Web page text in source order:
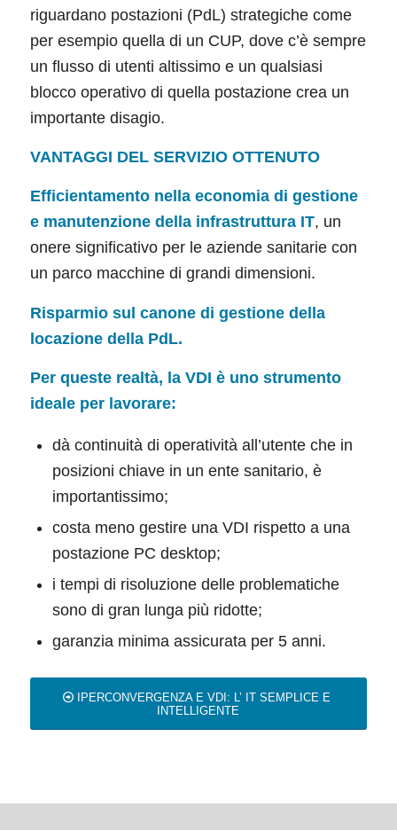
riguardano postazioni (PdL) strategiche come
per esempio quella di un CUP, dove c’è sempre
un flusso di utenti altissimo e un qualsiasi
blocco operativo di quella postazione crea un
importante disagio.
VANTAGGI DEL SERVIZIO OTTENUTO
Efficientamento nella economia di gestione
e manutenzione della infrastruttura IT, un
onere significativo per le aziende sanitarie con
un parco macchine di grandi dimensioni.
Risparmio sul canone di gestione della
locazione della PdL.
Per queste realtà, la VDI è uno strumento
ideale per lavorare:
dà continuità di operatività all’utente che in
posizioni chiave in un ente sanitario, è
importantissimo;
costa meno gestire una VDI rispetto a una
postazione PC desktop;
i tempi di risoluzione delle problematiche
sono di gran lunga più ridotte;
garanzia minima assicurata per 5 anni.
IPERCONVERGENZA E VDI: L’ IT SEMPLICE E
INTELLIGENTE